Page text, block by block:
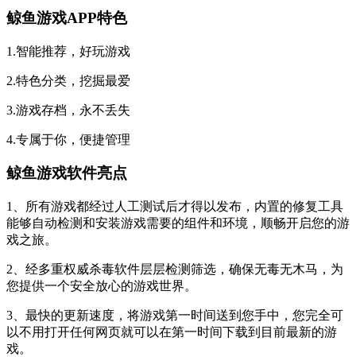
鲸鱼游戏APP特色
1.智能推荐，好玩游戏
2.特色分类，挖掘最爱
3.游戏存档，永不丢失
4.专属于你，便捷管理
鲸鱼游戏软件亮点
1、所有游戏都经过人工测试后才得以发布，内置的修复工具
能够自动检测和安装游戏需要的组件和环境，顺畅开启您的游
戏之旅。
2、经多重权威杀毒软件层层检测筛选，确保无毒无木马，为
您提供一个安全放心的游戏世界。
3、最快的更新速度，将游戏第一时间送到您手中，您完全可
以不用打开任何网页就可以在第一时间下载到目前最新的游
戏。